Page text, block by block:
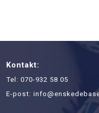
Kontakt:
Tel: 070-932 58 05
E-post: